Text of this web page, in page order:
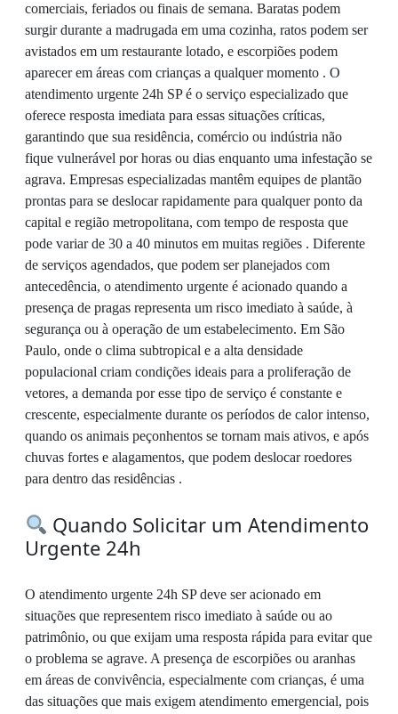
comerciais, feriados ou finais de semana. Baratas podem
surgir durante a madrugada em uma cozinha, ratos podem ser
avistados em um restaurante lotado, e escorpiões podem
aparecer em áreas com crianças a qualquer momento . O
atendimento urgente 24h SP é o serviço especializado que
oferece resposta imediata para essas situações críticas,
garantindo que sua residência, comércio ou indústria não
fique vulnerável por horas ou dias enquanto uma infestação se
agrava. Empresas especializadas mantêm equipes de plantão
prontas para se deslocar rapidamente para qualquer ponto da
capital e região metropolitana, com tempo de resposta que
pode variar de 30 a 40 minutos em muitas regiões . Diferente
de serviços agendados, que podem ser planejados com
antecedência, o atendimento urgente é acionado quando a
presença de pragas representa um risco imediato à saúde, à
segurança ou à operação de um estabelecimento. Em São
Paulo, onde o clima subtropical e a alta densidade
populacional criam condições ideais para a proliferação de
vetores, a demanda por esse tipo de serviço é constante e
crescente, especialmente durante os períodos de calor intenso,
quando os animais peçonhentos se tornam mais ativos, e após
chuvas fortes e alagamentos, que podem deslocar roedores
para dentro das residências .
Quando Solicitar um Atendimento
Urgente 24h
O atendimento urgente 24h SP deve ser acionado em
situações que representem risco imediato à saúde ou ao
patrimônio, ou que exijam uma resposta rápida para evitar que
o problema se agrave. A presença de escorpiões ou aranhas
em áreas de convivência, especialmente com crianças, é uma
das situações que mais exigem atendimento emergencial, pois